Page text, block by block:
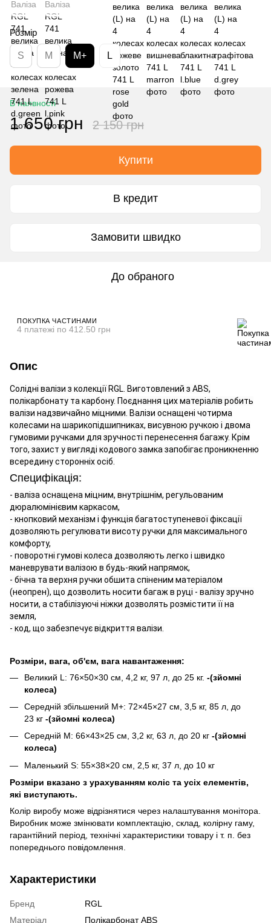
Розмір
S M M+ L
В наявності
1 650 грн 2 150 грн
Купити
В кредит
Замовити швидко
До обраного
ПОКУПКА ЧАСТИНАМИ
4 платежі по 412.50 грн
Опис
Солідні валізи з колекції RGL. Виготовлений з ABS,
полікарбонату та карбону. Поєднання цих матеріалів робить
валізи надзвичайно міцними. Валізи оснащені чотирма
колесами на шарикопідшипниках, висувною ручкою і двома
гумовими ручками для зручності перенесення багажу. Крім
того, захист у вигляді кодового замка запобігає проникненню
всередину сторонніх осіб.
Специфікація:
- валіза оснащена міцним, внутрішнім, регульованим
дюралюмінієвим каркасом,
- кнопковий механізм і функція багатоступеневої фіксації
дозволяють регулювати висоту ручки для максимального
комфорту,
- поворотні гумові колеса дозволяють легко і швидко
маневрувати валізою в будь-який напрямок,
- бічна та верхня ручки обшита спіненим матеріалом
(неопрен), що дозволить носити багаж в руці - валізу зручно
носити, а стабілізуючі ніжки дозволять розмістити її на
земля,
- код, що забезпечує відкриття валізи.
Розміри, вага, об'єм, вага навантаження:
Великий L: 76×50×30 см, 4,2 кг, 97 л, до 25 кг. -(зйомні
колеса)
Середній збільшений M+: 72×45×27 см, 3,5 кг, 85 л, до
23 кг -(зйомні колеса)
Середній M: 66×43×25 см, 3,2 кг, 63 л, до 20 кг -(зйомні
колеса)
Маленький S: 55×38×20 см, 2,5 кг, 37 л, до 10 кг
Розміри вказано з урахуванням коліс та усіх елементів,
які виступають.
Колір виробу може відрізнятися через налаштування монітора.
Виробник може змінювати комплектацію, склад, колірну гаму,
гарантійний період, технічні характеристики товару і т. п. без
попереднього повідомлення.
Характеристики
Бренд
RGL
Матеріал
Полікарбонат ABS